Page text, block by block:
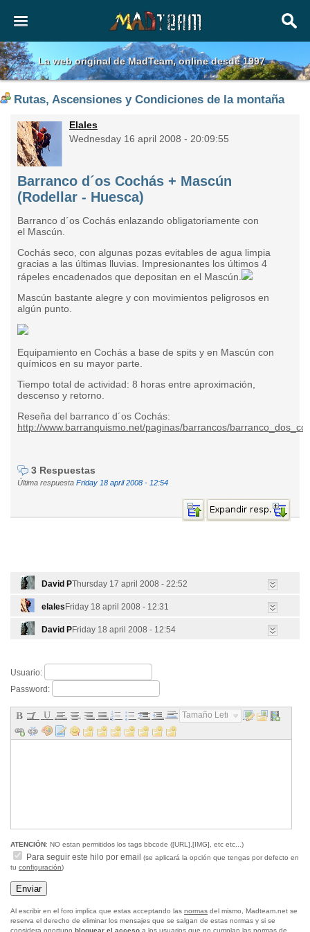
La web original de MadTeam, online desde 1997
Rutas, Ascensiones y Condiciones de la montaña
Elales
Wednesday 16 april 2008 - 20:09:55
Barranco d´os Cochás + Mascún
(Rodellar - Huesca)
Barranco d´os Cochás enlazando obligatoriamente con
el Mascún.
Cochás seco, con algunas pozas evitables de agua limpia
gracias a las últimas lluvias. Impresionantes los últimos 4
rápeles encadenados que depositan en el Mascún.
Mascún bastante alegre y con movimientos peligrosos en
algún punto.
Equipamiento en Cochás a base de spits y en Mascún con
químicos en su mayor parte.
Tiempo total de actividad: 8 horas entre aproximación,
descenso y retorno.
Reseña del barranco d´os Cochás:
http://www.barranquismo.net/paginas/barrancos/
3 Respuestas
Última respuesta Friday 18 april 2008 - 12:54
David PThursday 17 april 2008 - 22:52
elales Friday 18 april 2008 - 12:31
David PFriday 18 april 2008 - 12:54
Usuario:
Password:
Tamaño Letra...
ATENCIÓN: NO estan permitidos los tags bbcode ([URL],[IMG], etc etc...)
Para seguir este hilo por email
(se aplicará la opción que tengas por defecto en
tu configuración)
Al escribir en el foro implica que estas acceptando las normas del mismo, Madteam.net se
reserva el derecho de eliminar los mensajes que se salgan de estas normas y si se
considera oportuno bloquear el acceso a los usuarios que no cumplan las normas de